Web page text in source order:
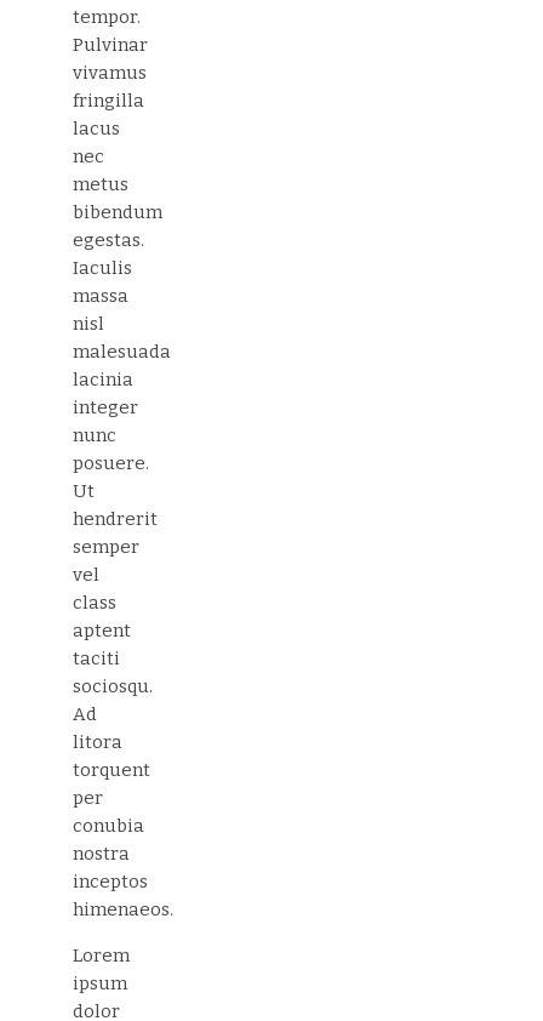
tempor.
Pulvinar
vivamus
fringilla
lacus
nec
metus
bibendum
egestas.
Iaculis
massa
nisl
malesuada
lacinia
integer
nunc
posuere.
Ut
hendrerit
semper
vel
class
aptent
taciti
sociosqu.
Ad
litora
torquent
per
conubia
nostra
inceptos
himenaeos.
Lorem
ipsum
dolor